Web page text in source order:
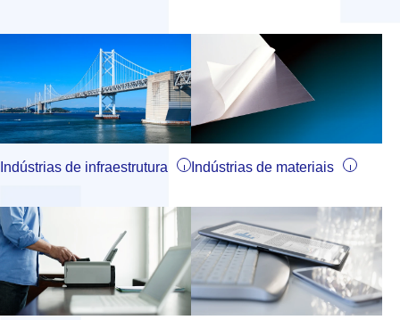
Indústrias de infraestrutura Indústrias de materiais